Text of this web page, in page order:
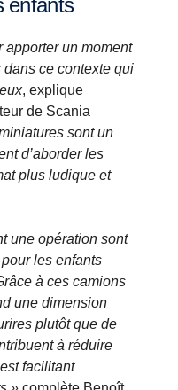
un moment
ce contexte qui
, explique
de Scania
sont un
d’aborder les
plus ludique et
une opération sont
les enfants
à ces camions
une dimension
plutôt que de
à réduire
facilitant